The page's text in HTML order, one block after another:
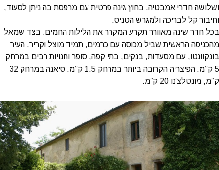
ושלושה חדרי אמבטיה. בחוץ גינה פרטית עם מרפסת בה ניתן לסעוד,
וחיבור קל לבריכה ולמגרש הטניס.
בכל חדר שינה מאוורר תקרע המקרר את הלילות החמים. בצד שמאל
מהכניסה הראשית שביל מכוסה עם כרמים, תמיד מוצל וקריר. העיר
בונקוונטו, עם מסעדות, בנקים, בתי קפה, סופר וחנויות רבים במרחק
5 ק”מ. הפיצריה הקרובה ביותר במרחק 1.5 ק”מ. סיאנה במרחק 32
ק”מ, מונטלצ’נו 20 ק”מ.